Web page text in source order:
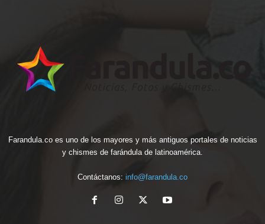
Farandula.co es uno de los mayores y más antiguos portales de noticias
y chismes de farándula de latinoamérica.
Contáctanos: info@farandula.co